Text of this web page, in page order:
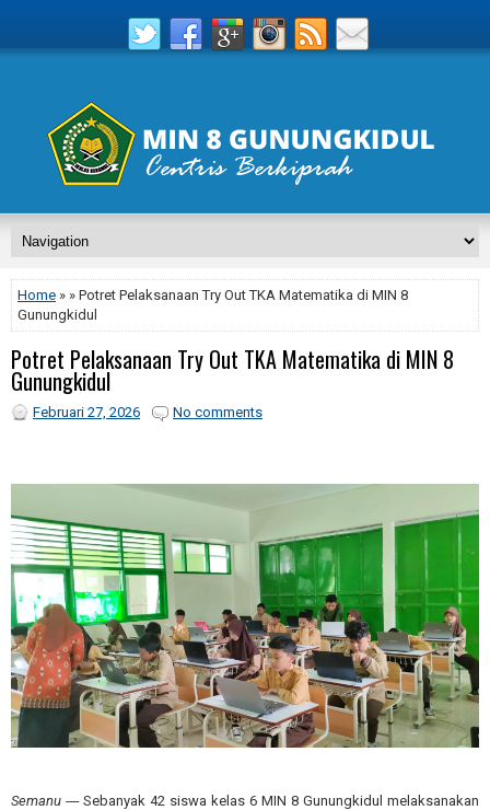
Home » » Potret Pelaksanaan Try Out TKA Matematika di MIN 8
Gunungkidul
Potret Pelaksanaan Try Out TKA Matematika di MIN 8
Gunungkidul
Februari 27, 2026 No comments
Semanu ---- Sebanyak 42 siswa kelas 6 MIN 8 Gunungkidul melaksanakan